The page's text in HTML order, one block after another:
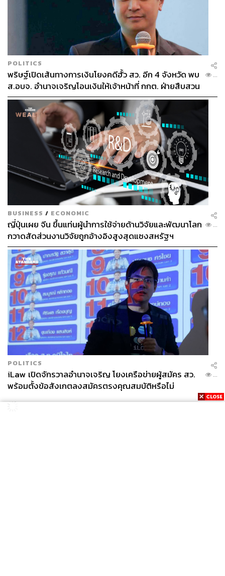
POLITICS
พริษฐ์เปิดเส้นทางการเงินโยงคดีฮั้ว สว. อีก 4 จังหวัด พบ
ส.อบจ. อำนาจเจริญโอนเงินให้เจ้าหน้าที่ กกต. ฝ่ายสืบสวน
...
BUSINESS / ECONOMIC
ญี่ปุ่นเผย จีน ขึ้นแท่นผู้นำการใช้จ่ายด้านวิจัยและพัฒนาโลก
กวาดสัดส่วนงานวิจัยถูกอ้างอิงสูงสุดแซงสหรัฐฯ
...
POLITICS
iLaw เปิดจักรวาลอำนาจเจริญ โยงเครือข่ายผู้สมัคร สว.
พร้อมตั้งข้อสังเกตลงสมัครตรงคุณสมบัติหรือไม่
...